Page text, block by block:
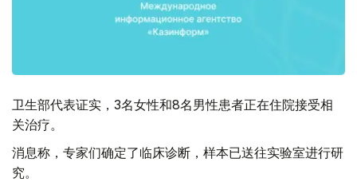
卫生部代表证实，3名女性和8名男性患者正在住院接受相
关治疗。
消息称，专家们确定了临床诊断，样本已送往实验室进行研
究。